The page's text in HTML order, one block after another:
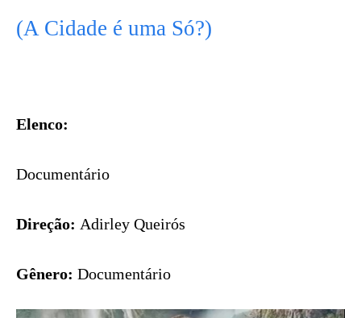
(A Cidade é uma Só?)
Elenco:
Documentário
Direção: Adirley Queirós
Gênero: Documentário